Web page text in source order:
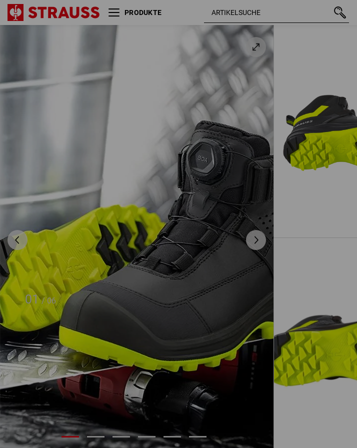
PRODUKTE
01 / 06
S3 Sicherheitsschuhe e.s.
warngelb
38